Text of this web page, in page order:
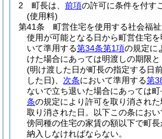
2
町長は、 前項の許可に条件を付す
(使用料)
第41条
町営住宅を使用する社会福
使用が可能となる日から町営住宅を
いて準用する第34条第1項の規定に
けた場合にあっては明渡しの期限
(明け渡した日が町長の指定する日
した日)
次条において準用する第
ないで立ち退いた場合にあっては町
条の規定により許可を取り消され
取り消された日。以下この条にお
傍同種の住宅の家賃の額以下で町
納入しなければならない。